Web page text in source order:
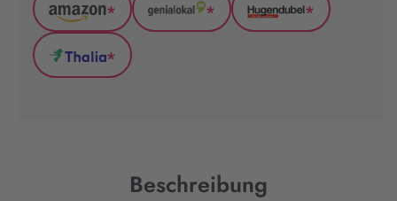
Amazon
(wird
in
neuem
*
GenialLokal
*
Hugendubel
*
Thalia
*
Beschreibung